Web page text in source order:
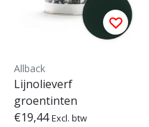
Allback
Lijnolieverf
groentinten
€19,44 Excl. btw